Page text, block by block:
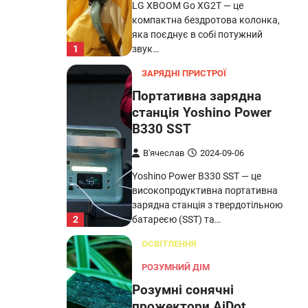
1
LG XBOOM Go XG2T — це
компактна бездротова колонка,
яка поєднує в собі потужний
звук…
2
ЗАРЯДНІ ПРИСТРОЇ
Портативна зарядна
станція Yoshino Power
B330 SST
В'ячеслав 2024-09-06
Yoshino Power B330 SST — це
високопродуктивна портативна
зарядна станція з твердотільною
батареєю (SST) та…
ОСВІТЛЕННЯ
РОЗУМНИЙ ДІМ
Розумні сонячні